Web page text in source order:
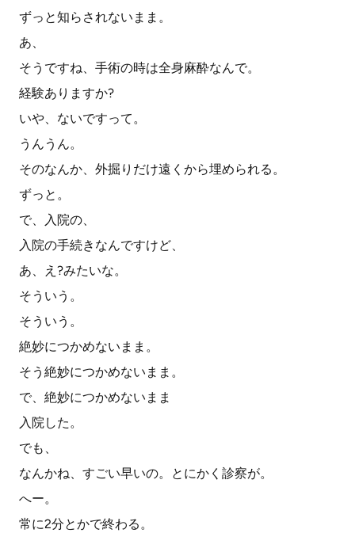
ずっと知らされないまま。
あ、
そうですね、手術の時は全身麻酔なんで。
経験ありますか?
いや、ないですって。
うんうん。
そのなんか、外掘りだけ遠くから埋められる。
ずっと。
で、入院の、
入院の手続きなんですけど、
あ、え?みたいな。
そういう。
そういう。
絶妙につかめないまま。
そう絶妙につかめないまま。
で、絶妙につかめないまま
入院した。
でも、
なんかね、すごい早いの。とにかく診察が。
へー。
常に2分とかで終わる。